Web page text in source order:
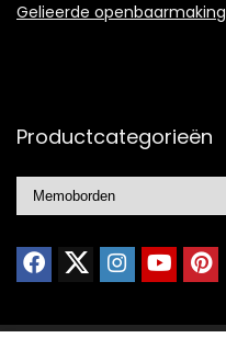
Gelieerde openbaarmaking
Productcategorieën